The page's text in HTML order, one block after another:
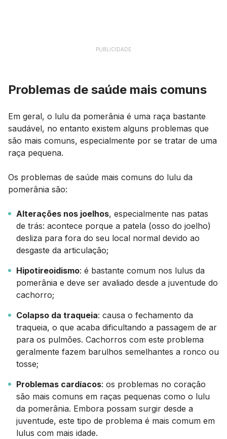
PUBLICIDADE
Problemas de saúde mais comuns
Em geral, o lulu da pomerânia é uma raça bastante
saudável, no entanto existem alguns problemas que
são mais comuns, especialmente por se tratar de uma
raça pequena.
Os problemas de saúde mais comuns do lulu da
pomerânia são:
Alterações nos joelhos, especialmente nas patas
de trás: acontece porque a patela (osso do joelho)
desliza para fora do seu local normal devido ao
desgaste da articulação;
Hipotireoidismo: é bastante comum nos lulus da
pomerânia e deve ser avaliado desde a juventude do
cachorro;
Colapso da traqueia: causa o fechamento da
traqueia, o que acaba dificultando a passagem de ar
para os pulmões. Cachorros com este problema
geralmente fazem barulhos semelhantes a ronco ou
tosse;
Problemas cardíacos: os problemas no coração
são mais comuns em raças pequenas como o lulu
da pomerânia. Embora possam surgir desde a
juventude, este tipo de problema é mais comum em
lulus com mais idade.